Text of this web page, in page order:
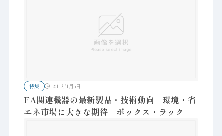
特集 2011年1月5日
FA関連機器の最新製品・技術動向 環境・省
エネ市場に大きな期待 ボックス・ラック